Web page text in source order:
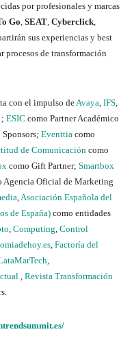
por profesionales y marcas
Go, SEAT, Cyberclick,
sus experiencias y best
procesos de transformación
con el impulso deAvaya, IFS,
; ESIC como Partner Académico
Sponsors; Eventtia como
de Comunicación como
como Gift Partner; Smartbox
Agencia Oficial de Marketing
,Asociación Española del
de España) como entidades
, Computing, Control
, Factoría del
,
, Revista Transformación